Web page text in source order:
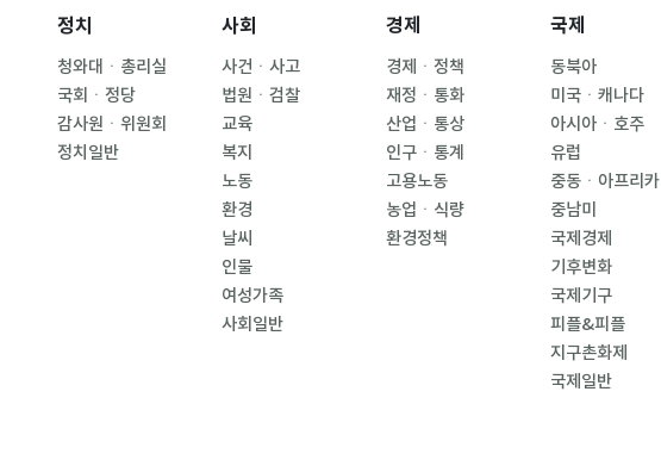
정치
청와대ㆍ총리실
국회ㆍ정당
감사원ㆍ위원회
정치일반
사회
사건ㆍ사고
법원ㆍ검찰
교육
복지
노동
환경
날씨
인물
여성가족
사회일반
경제
경제ㆍ정책
재정ㆍ통화
산업ㆍ통상
인구ㆍ통계
고용노동
농업ㆍ식량
환경정책
국제
동북아
미국ㆍ캐나다
아시아ㆍ호주
유럽
중동ㆍ아프리카
중남미
국제경제
기후변화
국제기구
피플&피플
지구촌화제
국제일반